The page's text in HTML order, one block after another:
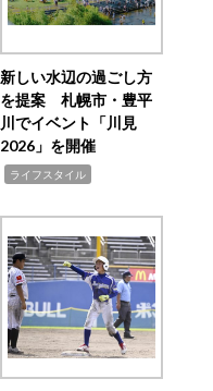
新しい水辺の過ごし方
を提案 札幌市・豊平
川でイベント「川見
2026」を開催
ライフスタイル